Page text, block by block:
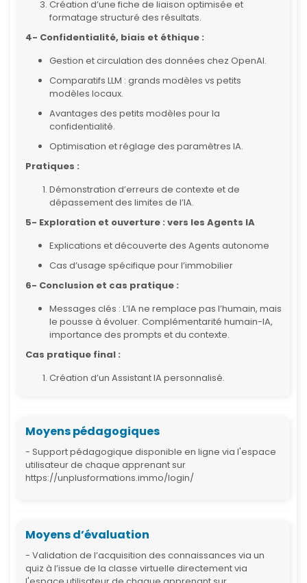
Création d’une fiche de liaison optimisée et
formatage structuré des résultats.
4- Confidentialité, biais et éthique :
Gestion et circulation des données chez OpenAI.
Comparatifs LLM : grands modèles vs petits
modèles locaux.
Avantages des petits modèles pour la
confidentialité.
Optimisation et réglage des paramètres IA.
Pratiques :
Démonstration d’erreurs de contexte et de
dépassement des limites de l’IA.
5- Exploration et ouverture : vers les Agents IA
Explications et découverte des Agents autonome
Cas d’usage spécifique pour l’immobilier
6- Conclusion et cas pratique :
Messages clés : L’IA ne remplace pas l’humain, mais
le pousse à évoluer. Complémentarité humain-IA,
importance des prompts et du contexte.
Cas pratique final :
Création d’un Assistant IA personnalisé.
Moyens pédagogiques
- Support pédagogique disponible en ligne via l'espace
utilisateur de chaque apprenant sur
https://unplusformations.immo/login/
Moyens d’évaluation
- Validation de l’acquisition des connaissances via un
quiz à l’issue de la classe virtuelle directement via